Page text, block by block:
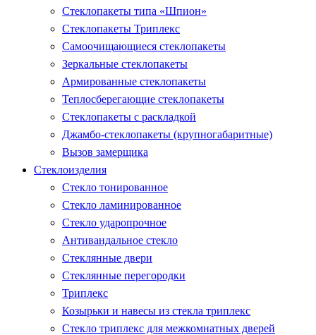
Стеклопакеты типа «Шпион»
Стеклопакеты Триплекс
Самоочищающиеся стеклопакеты
Зеркальные стеклопакеты
Армированные стеклопакеты
Теплосберегающие стеклопакеты
Стеклопакеты с раскладкой
Джамбо-стеклопакеты (крупногабаритные)
Вызов замерщика
Стеклоизделия
Стекло тонированное
Стекло ламинированное
Стекло ударопрочное
Антивандальное стекло
Стеклянные двери
Стеклянные перегородки
Триплекс
Козырьки и навесы из стекла триплекс
Стекло триплекс для межкомнатных дверей